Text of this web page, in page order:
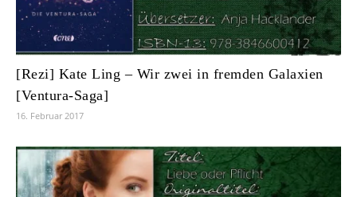
[Rezi] Kate Ling – Wir zwei in fremden Galaxien
[Ventura-Saga]
16. Februar 2017